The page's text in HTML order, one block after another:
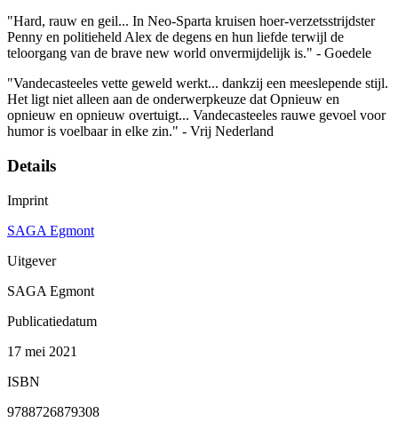
"Hard, rauw en geil... In Neo-Sparta kruisen hoer-verzetsstrijdster
Penny en politieheld Alex de degens en hun liefde terwijl de
teloorgang van de brave new world onvermijdelijk is." - Goedele
"Vandecasteeles vette geweld werkt... dankzij een meeslepende stijl.
Het ligt niet alleen aan de onderwerpkeuze dat Opnieuw en
opnieuw en opnieuw overtuigt... Vandecasteeles rauwe gevoel voor
humor is voelbaar in elke zin." - Vrij Nederland
Details
Imprint
SAGA Egmont
Uitgever
SAGA Egmont
Publicatiedatum
17 mei 2021
ISBN
9788726879308